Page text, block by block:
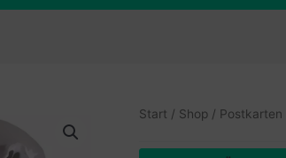
Start / Shop / Postkarten